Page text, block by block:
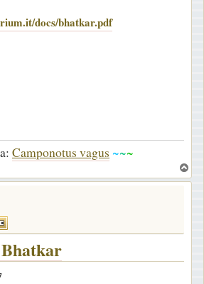
docs/bhatkar.pdf
Camponotus vagus ~~~
o